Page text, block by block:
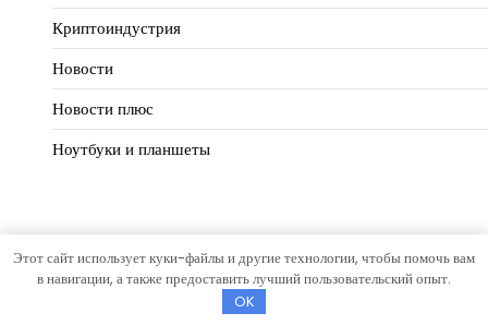
Криптоиндустрия
Новости
Новости плюс
Ноутбуки и планшеты
Copyright © 2026Доходная системаТема Open News от
Этот сайт использует куки-файлы и другие технологии, чтобы помочь вам
в навигации, а также предоставить лучший пользовательский опыт.
OK